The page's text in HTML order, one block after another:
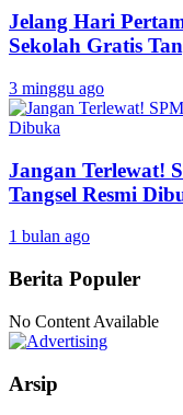
Jelang Hari
Sekolah Gratis
3 minggu ago
Jangan Terlewat!
Tangsel Resmi
1 bulan ago
Berita Populer
No Content Available
Arsip